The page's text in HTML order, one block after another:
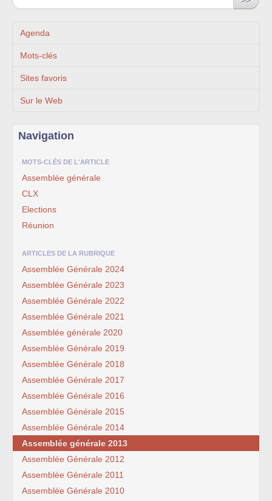
Agenda
Mots-clés
Sites favoris
Sur le Web
Navigation
MOTS-CLÉS DE L'ARTICLE
Assemblée générale
CLX
Elections
Réunion
ARTICLES DE LA RUBRIQUE
Assemblée Générale 2024
Assemblée Générale 2023
Assemblée Générale 2022
Assemblée Générale 2021
Assemblée générale 2020
Assemblée Générale 2019
Assemblée Générale 2018
Assemblée Générale 2017
Assemblée Générale 2016
Assemblée Générale 2015
Assemblée Générale 2014
Assemblée générale 2013
Assemblée Générale 2012
Assemblée Générale 2011
Assemblée Générale 2010